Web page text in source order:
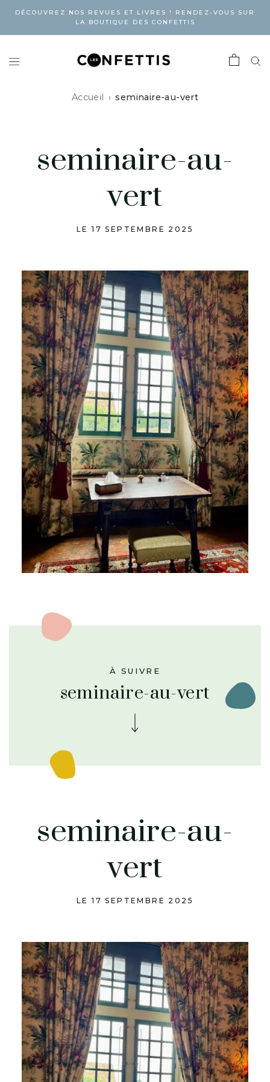
DÉCOUVREZ NOS REVUES ET LIVRES ! RENDEZ-VOUS SUR
LA BOUTIQUE DES CONFETTIS
Accueil seminaire-au-vert
seminaire-au-
vert
LE 17 SEPTEMBRE 2025
À SUIVRE
seminaire-au-vert
seminaire-au-
vert
LE 17 SEPTEMBRE 2025